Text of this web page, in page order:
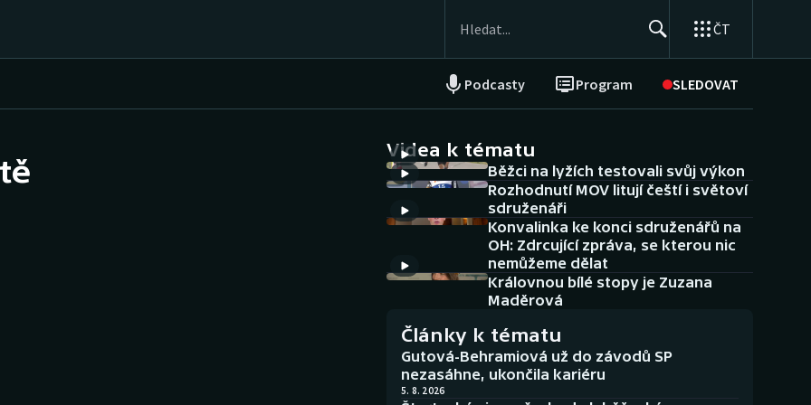
ČT
Podcasty Program SLEDOVAT
NEPŘEHLÉDNĚTE
Historické návraty
Aplikace ČT sport
AZ kvíz
Videa k tématu
Běžci na lyžích testovali svůj výkon
Rozhodnutí MOV litují čeští i světoví
sdruženáři
Konvalinka ke konci sdruženářů na
OH: Zdrcující zpráva, se kterou nic
nemůžeme dělat
Královnou bílé stopy je Zuzana
Maděrová
Články k tématu
Gutová-Behramiová už do závodů SP
nezasáhne, ukončila kariéru
5. 8. 2026